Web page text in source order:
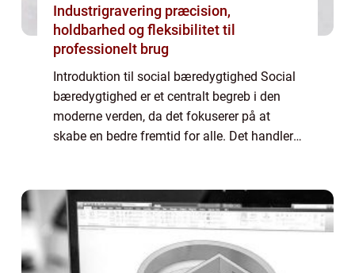
Industrigravering præcision,
holdbarhed og fleksibilitet til
professionelt brug
Introduktion til social bæredygtighed Social
bæredygtighed er et centralt begreb i den
moderne verden, da det fokuserer på at
skabe en bedre fremtid for alle. Det handler